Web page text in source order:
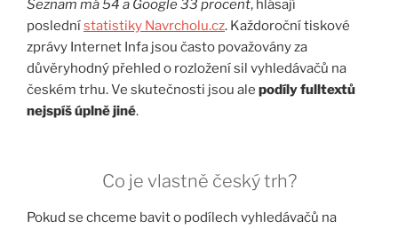
Seznam má 54 a Google 33 procent, hlásají
poslednístatistiky Navrcholu.cz. Každoroční tiskové
zprávy Internet Infa jsou často považovány za
důvěryhodný přehled o rozložení sil vyhledávačů na
českém trhu. Ve skutečnosti jsou ale podíly fulltextů
nejspíš úplně jiné.
Co je vlastně český trh?
Pokud se chceme bavit o podílech vyhledávačů na